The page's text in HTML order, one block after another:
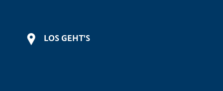
LOS GEHT'S